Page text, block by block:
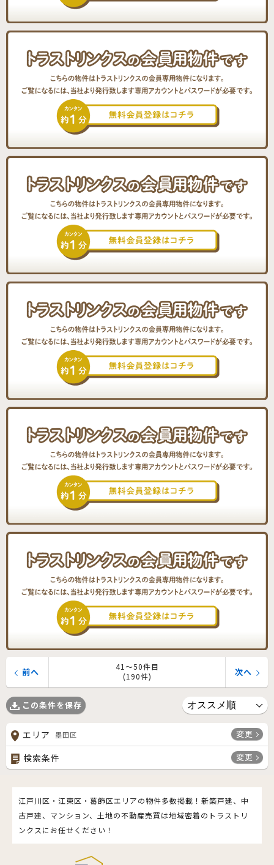
41〜50件目
(190件)
前へ 次へ
この条件を保存
エリア 墨田区 変更
検索条件 変更
江戸川区・江東区・葛飾区エリアの物件多数掲載！新築戸建、中
古戸建、マンション、土地の不動産売買は地域密着のトラストリ
ンクスにお任せください！